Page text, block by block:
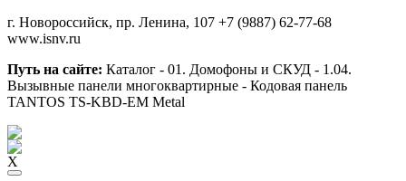
г. Новороссийск, пр. Ленина, 107 +7 (9887) 62-77-68
www.isnv.ru
Путь на сайте: Каталог - 01. Домофоны и СКУД - 1.04.
Вызывные панели многоквартирные - Кодовая панель
TANTOS TS-KBD-EM Metal
X